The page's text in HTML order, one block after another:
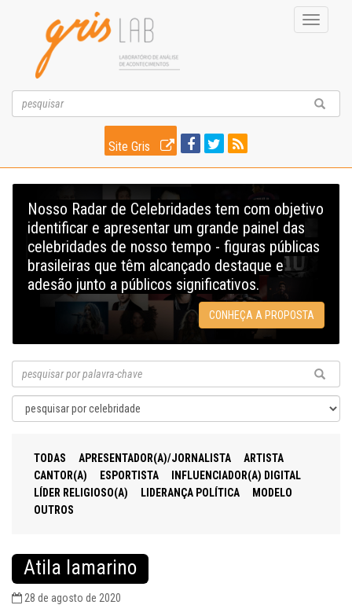
Toggle
Site Gris
Nosso Radar de Celebridades tem com objetivo
identificar e apresentar um grande painel das
celebridades de nosso tempo - figuras públicas
brasileiras que têm alcançado destaque e
adesão junto a públicos significativos.
CONHEÇA A PROPOSTA
TODAS APRESENTADOR(A)/JORNALISTA
ARTISTA
CANTOR(A)
ESPORTISTA
INFLUENCIADOR(A) DIGITAL
LÍDER RELIGIOSO(A)
LIDERANÇA POLÍTICA
MODELO
OUTROS
Atila Iamarino
28 de agosto de 2020